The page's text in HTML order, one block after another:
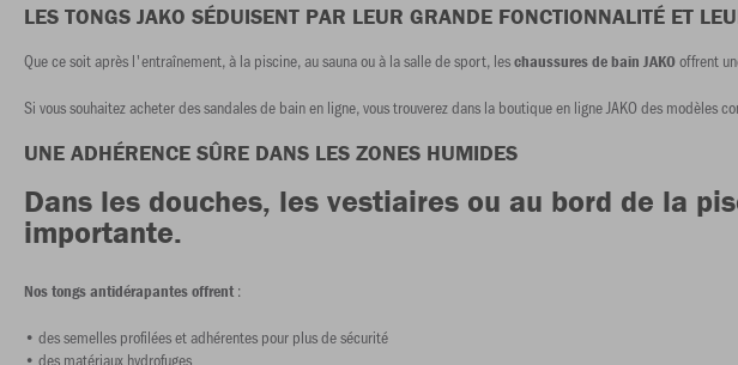
LES TONGS JAKO SÉDUISENT PAR LEUR GRANDE FONCTIONNALITÉ ET
Que ce soit après l'entraînement, à la piscine, au sauna ou à la salle de sport, leschaussures de bain JAKOoffrent
Si vous souhaitez acheter des sandales de bain en ligne, vous trouverez dans la boutique en ligne JAKO des modèles
UNE ADHÉRENCE SÛRE DANS LES ZONES HUMIDES
Dans les douches, les vestiaires ou au bord de la
importante.
Nos tongs antidérapantes offrent :
• des semelles profilées et adhérentes pour plus de sécurité
• des matériaux hydrofuges